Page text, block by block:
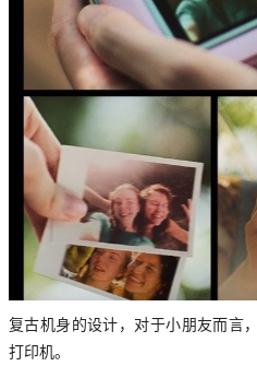
复古机身的设计，对于小朋友而言
打印机。